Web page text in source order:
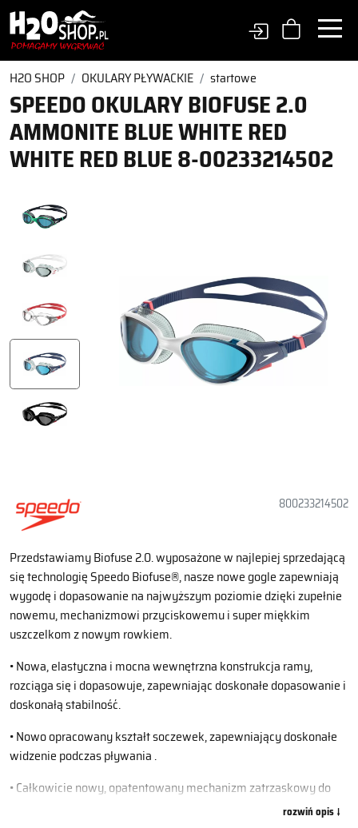
H2O SHOP OKULARY PŁYWACKIE startowe
SPEEDO OKULARY BIOFUSE 2.0
AMMONITE BLUE WHITE RED
WHITE RED BLUE 8-00233214502
800233214502
Przedstawiamy Biofuse 2.0. wyposażone w najlepiej sprzedającą
się technologię Speedo Biofuse®, nasze nowe gogle zapewniają
wygodę i dopasowanie na najwyższym poziomie dzięki zupełnie
nowemu, mechanizmowi przyciskowemu i super miękkim
uszczelkom z nowym rowkiem.
• Nowa, elastyczna i mocna wewnętrzna konstrukcja ramy,
rozciąga się i dopasowuje, zapewniając doskonałe dopasowanie i
doskonałą stabilność.
• Nowo opracowany kształt soczewek, zapewniający doskonałe
widzenie podczas pływania .
• Całkowicie nowy, opatentowany mechanizm zatrzaskowy do